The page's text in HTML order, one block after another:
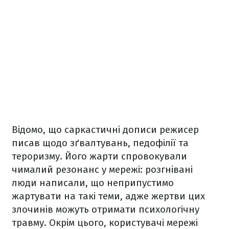
Відомо, що саркастичні дописи режисер
писав щодо зґвалтувань, педофілії та
тероризму. Його жарти спровокували
чималий резонанс у мережі: розгнівані
люди написали, що неприпустимо
жартувати на такі теми, адже жертви цих
злочинів можуть отримати психологічну
травму. Окрім цього, користувачі мережі